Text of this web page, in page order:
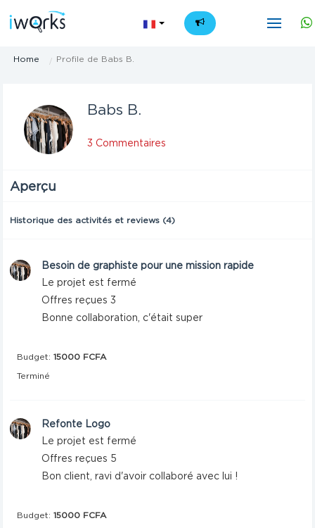
FR
Home Profile de Babs B.
Babs B.
3 Commentaires
Aperçu
Historique des activités et reviews (4)
Besoin de graphiste pour une mission rapide
Le projet est fermé
Offres reçues 3
Bonne collaboration, c'était super
Budget:15000 FCFA
Terminé
Refonte Logo
Le projet est fermé
Offres reçues 5
Bon client, ravi d'avoir collaboré avec lui !
Budget:15000 FCFA